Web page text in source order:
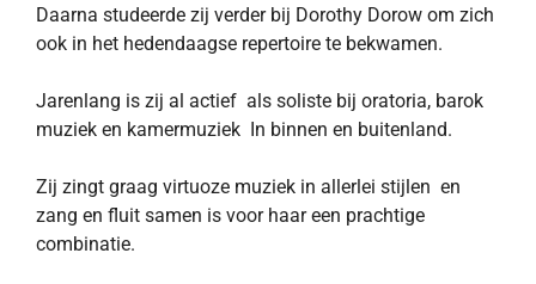
Daarna studeerde zij verder bij Dorothy Dorow om zich
ook in het hedendaagse repertoire te bekwamen.
Jarenlang is zij al actief als soliste bij oratoria, barok
muziek en kamermuziek In binnen en buitenland.
Zij zingt graag virtuoze muziek in allerlei stijlen en
zang en fluit samen is voor haar een prachtige
combinatie.